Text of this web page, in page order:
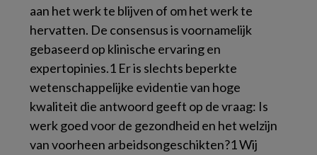
aan het werk te blijven of om het werk te
hervatten. De consensus is voornamelijk
gebaseerd op klinische ervaring en
expertopinies.1 Er is slechts beperkte
wetenschappelijke evidentie van hoge
kwaliteit die antwoord geeft op de vraag: Is
werk goed voor de gezondheid en het welzijn
van voorheen arbeidsongeschikten?1 Wij